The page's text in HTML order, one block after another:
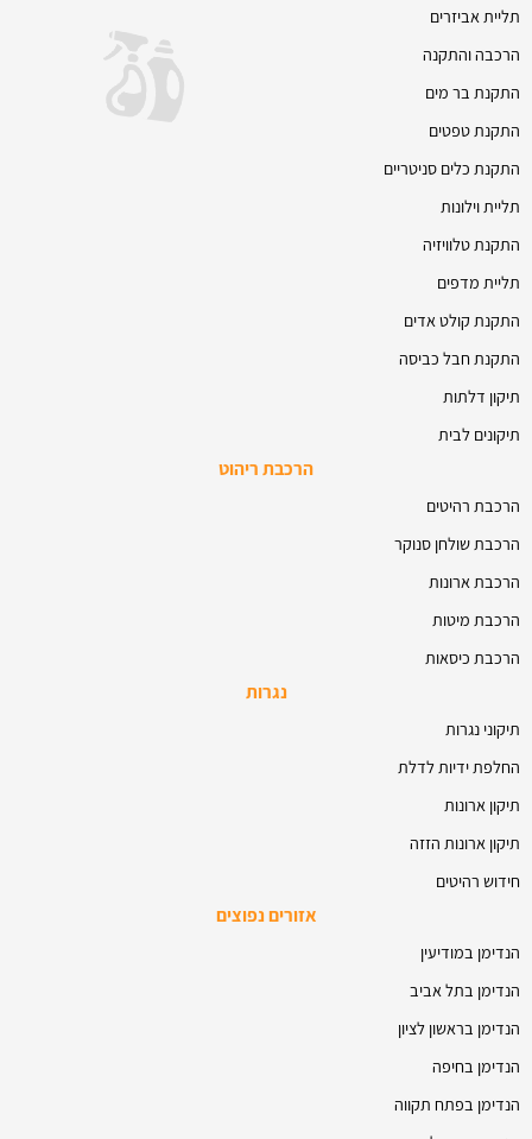
תליית אביזרים
הרכבה והתקנה
התקנת בר מים
התקנת טפטים
התקנת כלים סניטריים
תליית וילונות
התקנת טלוויזיה
תליית מדפים
התקנת קולט אדים
התקנת חבל כביסה
תיקון דלתות
תיקונים לבית
הרכבת ריהוט
הרכבת רהיטים
הרכבת שולחן סנוקר
הרכבת ארונות
הרכבת מיטות
הרכבת כיסאות
נגרות
תיקוני נגרות
החלפת ידיות לדלת
תיקון ארונות
תיקון ארונות הזזה
חידוש רהיטים
אזורים נפוצים
הנדימן במודיעין
הנדימן בתל אביב
הנדימן בראשון לציון
הנדימן בחיפה
הנדימן בפתח תקווה